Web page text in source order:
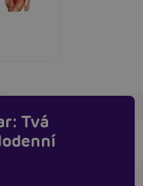
Tvá